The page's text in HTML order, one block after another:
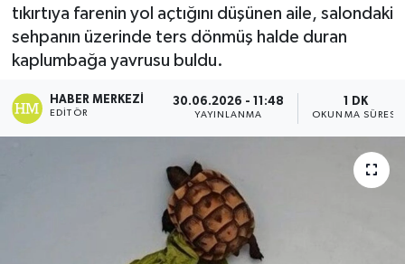
tıkırtıya farenin yol açtığını düşünen aile, salondaki
sehpanın üzerinde ters dönmüş halde duran
kaplumbağa yavrusu buldu.
HABER MERKEZI
EDITÖR
30.06.2026 - 11:48
YAYINLANMA
1 DK
OKUNMA SÜRESI